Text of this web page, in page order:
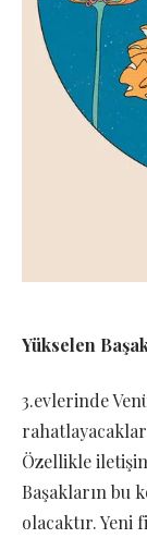
Yükselen
3.evlerinde
Özellikle
Başakların bu
olacaktır.